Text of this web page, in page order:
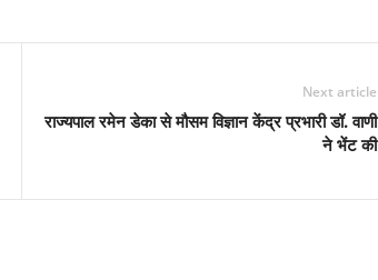
Next article
राज्यपाल रमेन डेका से मौसम विज्ञान केंद्र प्रभारी डॉ. वाणी
ने भेंट की